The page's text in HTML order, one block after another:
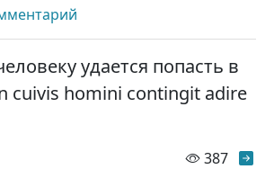
удается попасть в
cuivis homini contingit adire
387